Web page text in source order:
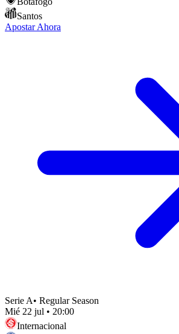
Santos
Apostar Ahora
Serie A• Regular Season
Mié 22 jul • 20:00
Internacional